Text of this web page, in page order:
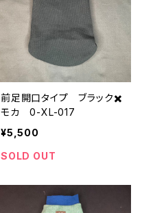
前足開口タイプ ブラック✖️
モカ 0-XL-017
¥5,500
SOLD OUT